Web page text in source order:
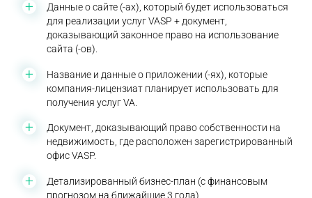
Данные о сайте (-ах), который будет использоваться
для реализации услуг VASP + документ,
доказывающий законное право на использование
сайта (-ов).
Название и данные о приложении (-ях), которые
компания-лицензиат планирует использовать для
получения услуг VA.
Документ, доказывающий право собственности на
недвижимость, где расположен зарегистрированный
офис VASP.
Детализированный бизнес-план (с финансовым
прогнозом на ближайшие 3 года).